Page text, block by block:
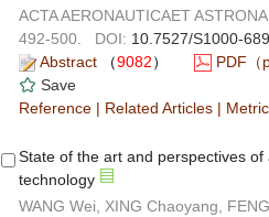
ACTA AERONAUTICAET
492-500. DOI: 10.7527/S1000-
Abstract （9082） PDF（
Save
Reference | Related Articles |
State of the art and perspectives
technology
WANG Wei, XING Chaoyang,